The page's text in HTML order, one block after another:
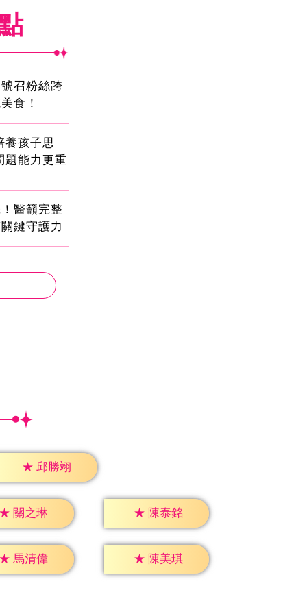
召粉絲跨
食！
養孩子思
題能力更重
醫籲完整
鍵守護力
★ 邱勝翊
關之琳 ★ 陳泰銘
馬清偉 ★ 陳美琪